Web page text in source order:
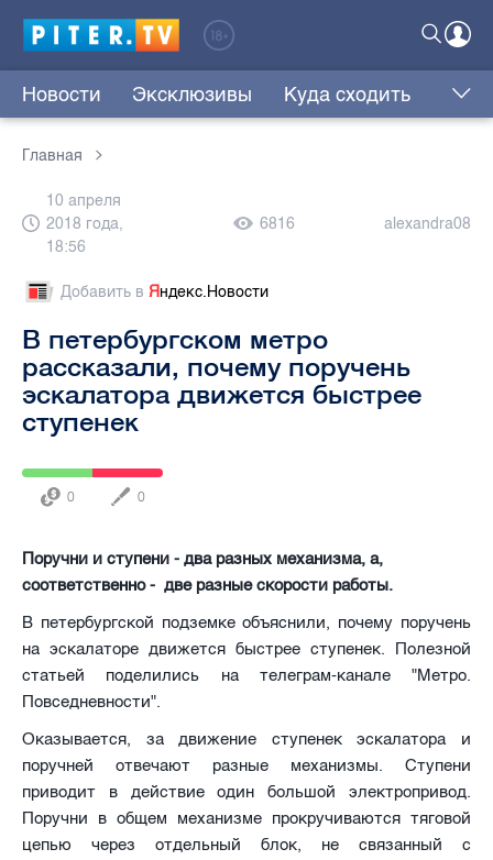
Новости Эксклюзивы Куда сходить
Главная
10 апреля
2018 года,
18:56
6816 alexandra08
Добавить в Яндекс.Новости
В петербургском метро
рассказали, почему поручень
эскалатора движется быстрее
ступенек
0 0
Поручни и ступени - два разных механизма, а,
соответственно - две разные скорости работы.
В петербургской подземке объяснили, почему поручень
на эскалаторе движется быстрее ступенек. Полезной
статьей поделились на телеграм-канале "Метро.
Повседневности".
Оказывается, за движение ступенек эскалатора и
поручней отвечают разные механизмы. Ступени
приводит в действие один большой электропривод.
Поручни в общем механизме прокручиваются тяговой
цепью через отдельный блок, не связанный с